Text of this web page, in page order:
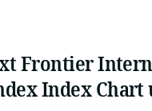
Frontier
Index Chart